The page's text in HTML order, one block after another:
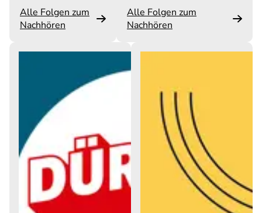
Alle Folgen zum
Nachhören
Alle Folgen zum
Nachhören